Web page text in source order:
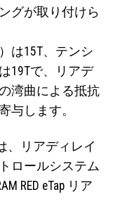
グが取り付けら
は15T、テンシ
19Tで、リアデ
湾曲による抵抗
与します。
は、リアディレイ
ロールシステム
RED eTap リア